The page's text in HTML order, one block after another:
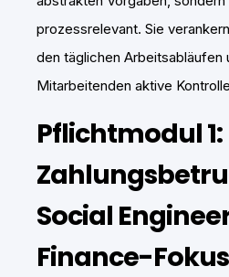
prozessrelevant. Sie
den täglichen Arbeitsabläufen
Mitarbeitenden aktive
Pflichtmodul 1:
Social
Finance-Fokus